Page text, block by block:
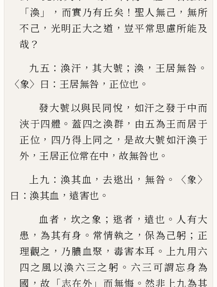
「渙 」， 而實乃有丘矣 ！ 聖人無己 ， 無所
不己 ， 光明正大之道 ， 豈平常思慮所能及
哉 ？
九五 ： 渙汗 ，其大號 ； 渙 ， 王居無咎 。
〈象〉 曰 ： 王居無咎 ， 正位也 。
發大號以與民同悅 ， 如汗之發于中而
浹于四體 。 蓋四之渙群 ， 由五為王而居于
正位 ， 四乃得上同之 ， 是故大號如汗渙于
外 ， 王居正位常在中 ， 故無咎也 。
上九 ： 渙其血 ，去逖出 ， 無咎 。〈象〉
曰 ： 渙其血 ， 遠害也 。
血者 ， 坎之象 ； 逖者 ，遠也 。 人有大
患 ， 為其有身 。 常情執之 ，保為己躬 ； 正
理觀之 ， 乃膿血聚 ， 毒害本耳 。 上九用六
四之風以渙六三之躬 。 六三可謂忘身為
國 ，故 「志在外 」 而無悔 。 然非上九為其